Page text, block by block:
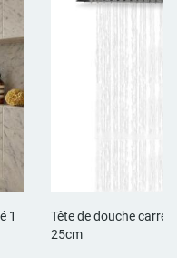
1
Tête de douche carrée
25cm